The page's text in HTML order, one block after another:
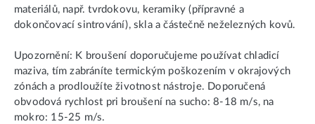
materiálů, např. tvrdokovu, keramiky (přípravné a
dokončovací sintrování), skla a částečně neželezných kovů.
Upozornění: K broušení doporučujeme používat chladicí
maziva, tím zabráníte termickým poškozením v okrajových
zónách a prodloužíte životnost nástroje. Doporučená
obvodová rychlost pri broušení na sucho: 8-18 m/s, na
mokro: 15-25 m/s.